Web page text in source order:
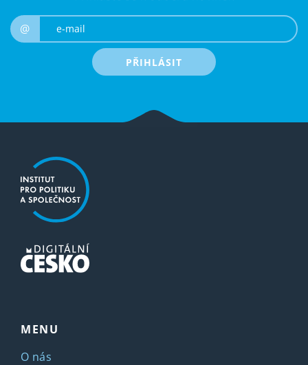
@
PŘIHLÁSIT
MENU
O nás